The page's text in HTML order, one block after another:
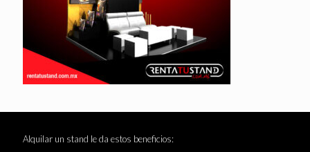
Alquilar un stand le da estos beneficios: